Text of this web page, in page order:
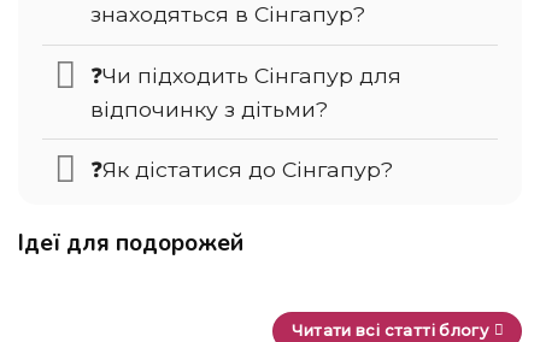
знаходяться в Сінгапур?
❓Чи підходить Сінгапур для
відпочинку з дітьми?
❓Як дістатися до Сінгапур?
Ідеї для подорожей
Читати всі статті блогу